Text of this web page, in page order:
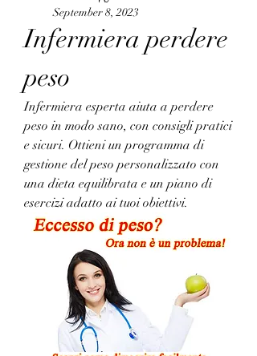
September 8, 2023
Infermiera perdere
peso
Infermiera esperta aiuta a perdere
peso in modo sano, con consigli pratici
e sicuri. Ottieni un programma di
gestione del peso personalizzato con
una dieta equilibrata e un piano di
esercizi adatto ai tuoi obiettivi.